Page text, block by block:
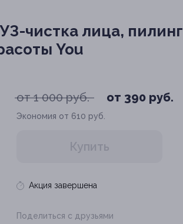
чистка лица, пилинг
You
от 1 000 руб. от 390 руб.
Экономия от 610 руб.
Купить
Акция завершена
Поделиться с друзьями